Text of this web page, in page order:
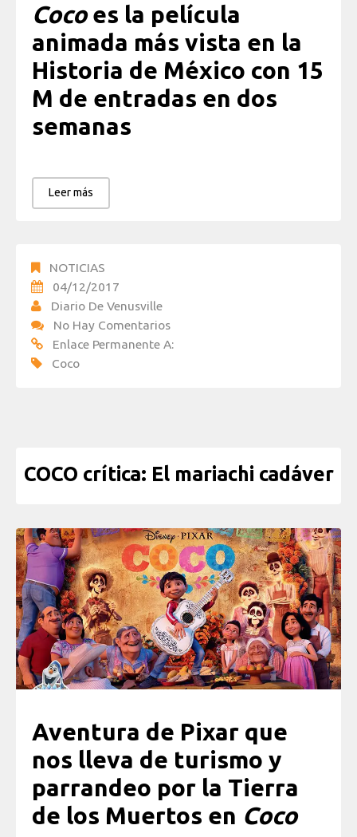
Cocoes la película
animada más vista en la
Historia de México con 15
M de entradas en dos
semanas
Leer más
NOTICIAS
04/12/2017
Diario De Venusville
No Hay Comentarios
Enlace Permanente A:
Coco
COCO crítica: El mariachi cadáver
Aventura de Pixar que
nos lleva de turismo y
parrandeo por la Tierra
de los Muertos en Coco